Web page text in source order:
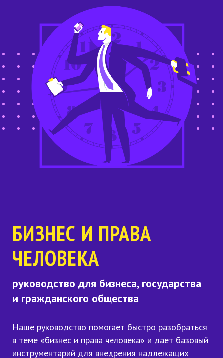
БИЗНЕС И ПРАВА
ЧЕЛОВЕКА
руководство для бизнеса, государства
и гражданского общества
Наше руководство помогает быстро разобраться
в теме «бизнес и права человека» и дает базовый
инструментарий для внедрения надлежащих